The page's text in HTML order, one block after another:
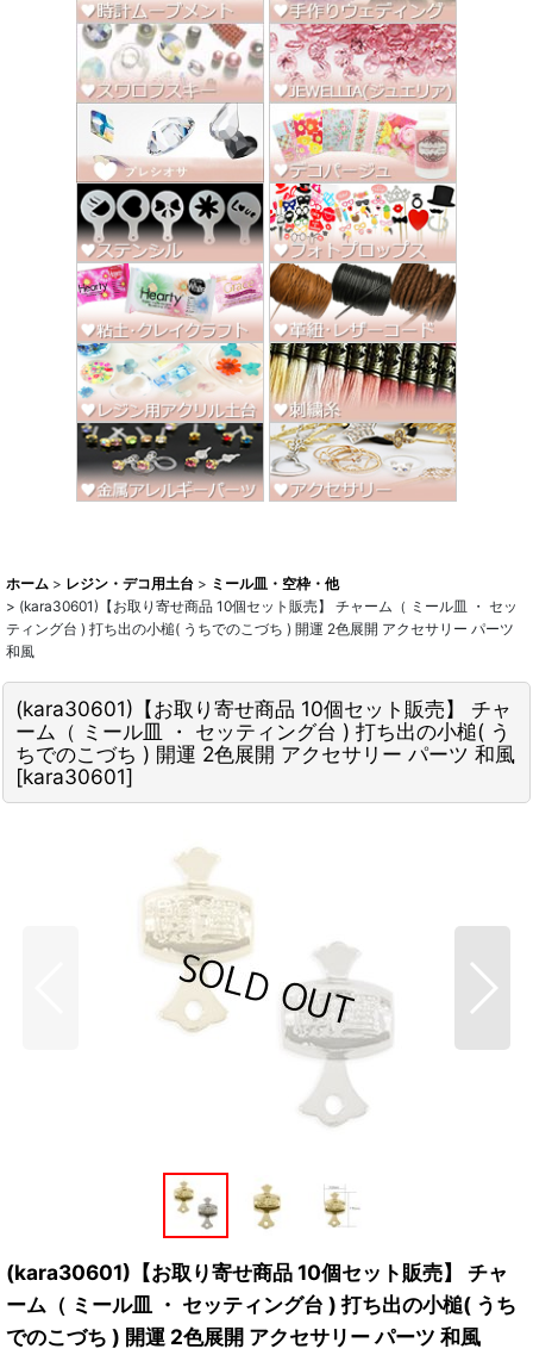
ホーム > レジン・デコ用土台 > ミール皿・空枠・他
> (kara30601)【お取り寄せ商品 10個セット販売】 チャーム（ ミール皿 ・ セッ
ティング台 ) 打ち出の小槌( うちでのこづち ) 開運 2色展開 アクセサリー パーツ
和風
(kara30601)【お取り寄せ商品 10個セット販売】 チャ
ーム（ ミール皿 ・ セッティング台 ) 打ち出の小槌( う
ちでのこづち ) 開運 2色展開 アクセサリー パーツ 和風
[kara30601]
(kara30601)【お取り寄せ商品 10個セット販売】 チャ
ーム（ ミール皿 ・ セッティング台 ) 打ち出の小槌( うち
でのこづち ) 開運 2色展開 アクセサリー パーツ 和風